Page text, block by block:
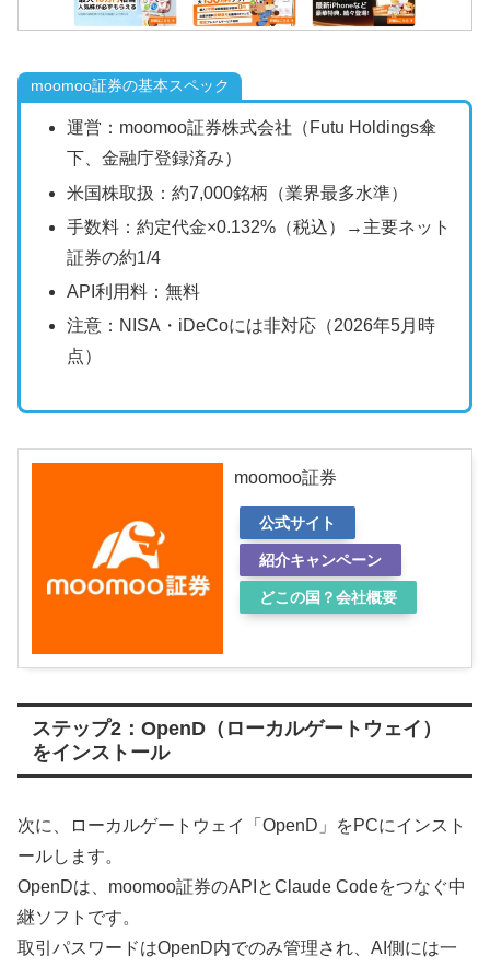
moomoo証券の基本スペック
運営：moomoo証券株式会社（Futu Holdings傘
下、金融庁登録済み）
米国株取扱：約7,000銘柄（業界最多水準）
手数料：約定代金×0.132%（税込）→主要ネット
証券の約1/4
API利用料：無料
注意：NISA・iDeCoには非対応（2026年5月時
点）
moomoo証券
公式サイト
紹介キャンペーン
どこの国？会社概要
ステップ2：OpenD（ローカルゲートウェイ）
をインストール
次に、ローカルゲートウェイ「OpenD」をPCにインスト
ールします。
OpenDは、moomoo証券のAPIとClaude Codeをつなぐ中
継ソフトです。
取引パスワードはOpenD内でのみ管理され、AI側には一